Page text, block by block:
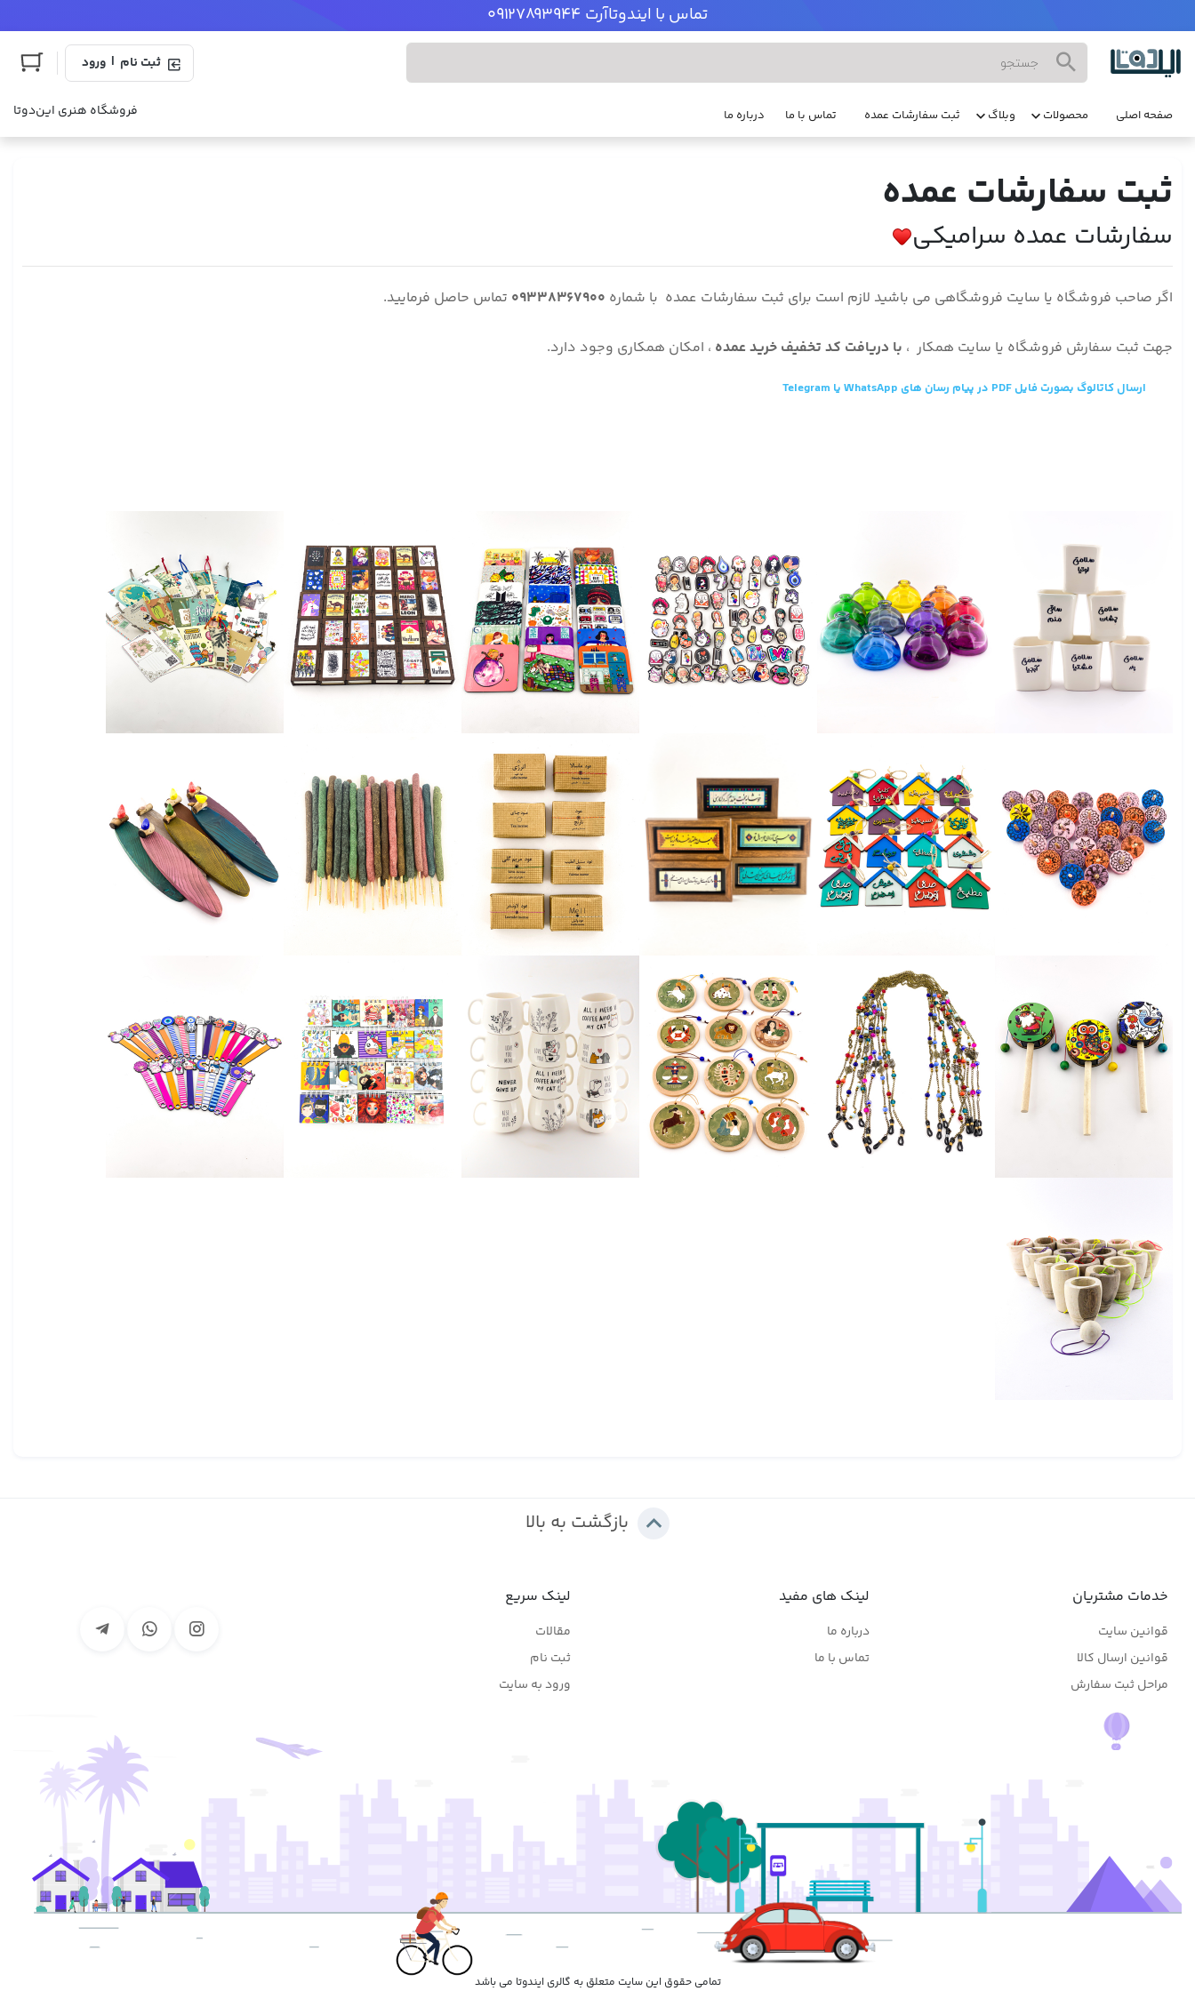
تماس با ایندوتاآرت 09127893944
ثبت نام | ورود
صفحه اصلی محصولات وبلاگ ثبت سفارشات عمده تماس با ما درباره ما فروشگاه هنری این‌دوتا
ثبت سفارشات عمده
سفارشات عمده سرامیکی
اگر صاحب فروشگاه یا سایت فروشگاهی می باشید لازم است برای ثبت سفارشات عمده با شماره 09338367900 تماس حاصل فرمایید.
جهت ثبت سفارش فروشگاه یا سایت همکار ، با دریافت کد تخفیف خرید عمده ، امکان همکاری وجود دارد.
ارسال کاتالوگ بصورت فایل PDF در پیام رسان های WhatsApp یا Telegram
بازگشت به بالا
خدمات مشتریان
قوانین سایت
قوانین ارسال کالا
مراحل ثبت سفارش
لینک های مفید
درباره ما
تماس با ما
لینک سریع
مقالات
ثبت نام
ورود به سایت
تمامی حقوق این سایت متعلق به گالری ایندوتا می باشد